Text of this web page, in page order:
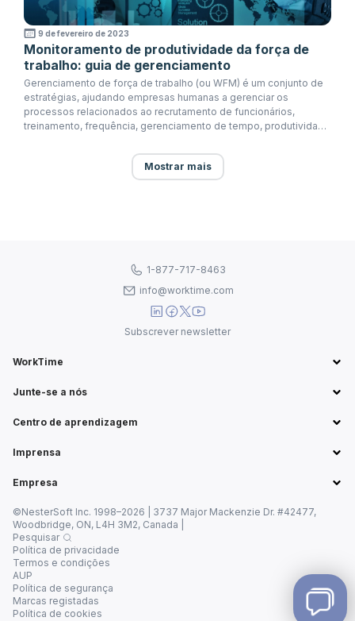
9 de fevereiro de 2023
Monitoramento de produtividade da força de
trabalho: guia de gerenciamento
Gerenciamento de força de trabalho (ou WFM) é um conjunto de
estratégias, ajudando empresas humanas a gerenciar os
processos relacionados ao recrutamento de funcionários,
treinamento, frequência, gerenciamento de tempo, produtividade
Mostrar mais
WorkTime
Junte-se a nós
Centro de aprendizagem
Imprensa
Empresa
1-877-717-8463
info@worktime.com
Subscrever newsletter
©NesterSoft Inc. 1998–2026 | 3737 Major Mackenzie Dr. #42477,
Woodbridge, ON, L4H 3M2, Canada |
Pesquisar
Política de privacidade
Termos e condições
AUP
Política de segurança
Marcas registadas
Política de cookies